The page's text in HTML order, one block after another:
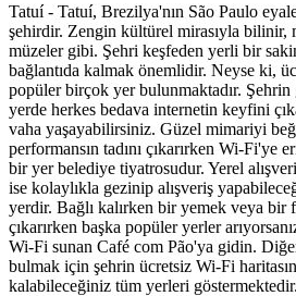
Tatuí- Tatuí, Brezilya'nın São Paulo
şehirdir. Zengin kültürel mirasıyla
müzeler gibi. Şehri keşfeden yerli bir
bağlantıda kalmak önemlidir. Neyse ki,
popüler birçok yer bulunmaktadır.
yerde herkes bedava internetin keyfini
vaha yaşayabilirsiniz. Güzel mimariyi
performansın tadını çıkarırken Wi-Fi'ye
bir yer belediye tiyatrosudur. Yerel
ise kolaylıkla gezinip alışveriş
yerdir. Bağlı kalırken bir yemek veya bir
çıkarırken başka popüler yerler
Wi-Fi sunan Café com Pão'ya gidin.
bulmak için şehrin ücretsiz Wi-Fi
kalabileceğiniz tüm yerleri göstermektedir.